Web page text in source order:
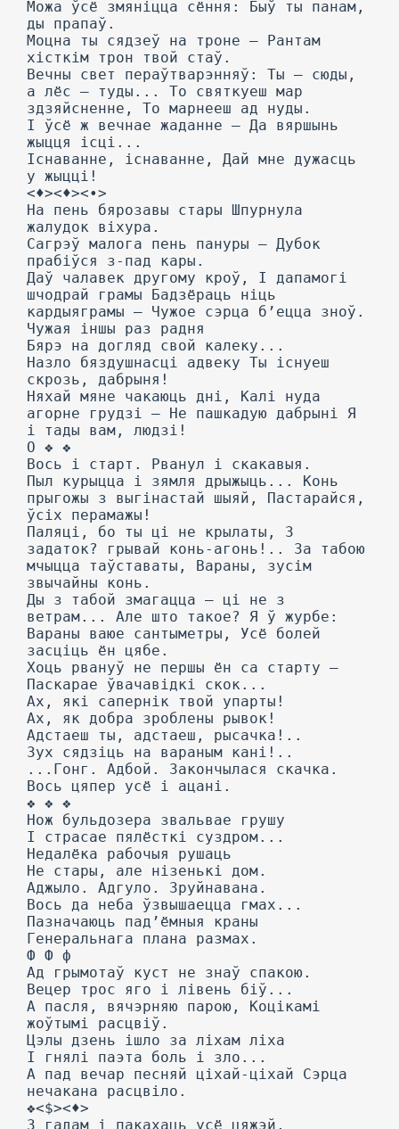
Можа ўсё змяніцца сёння: Быў ты панам,
ды прапаў.
Моцна ты сядзеў на троне — Рантам
хісткім трон твой стаў.
Вечны свет пераўтварэнняў: Ты — сюды,
а лёс — туды... То святкуеш мар
здзяйсненне, То марнееш ад нуды.
I ўсё ж вечнае жаданне — Да вяршынь
жыцця ісці...
Існаванне, існаванне, Дай мне дужасць
у жыцці!
<♦><♦><•>
На пень бярозавы стары Шпурнула
жалудок віхура.
Сагрэў малога пень пануры — Дубок
прабіўся з-пад кары.
Даў чалавек другому кроў, I дапамогі
шчодрай грамы Бадзёраць ніць
кардыяграмы — Чужое сэрца б’ецца зноў.
Чужая іншы раз радня
Бярэ на догляд свой калеку...
Назло бяздушнасці адвеку Ты існуеш
скрозь, дабрыня!
Няхай мяне чакаюць дні, Калі нуда
агорне грудзі — Не пашкадую дабрыні Я
і тады вам, людзі!
О ❖ ❖
Вось і старт. Рванул і скакавыя.
Пыл курыцца і зямля дрыжыць... Конь
прыгожы з выгінастай шыяй, Пастарайся,
ўсіх перамажы!
Паляці, бо ты ці не крылаты, 3
задаток? грывай конь-агонь!.. За табою
мчыцца таўставаты, Вараны, зусім
звычайны конь.
Ды з табой змагацца — ці не з
ветрам... Але што такое? Я ў журбе:
Вараны ваюе сантыметры, Усё болей
засціць ён цябе.
Хоць рвануў не першы ён са старту —
Паскарае ўвачавідкі скок...
Ах, які сапернік твой упарты!
Ах, як добра зроблены рывок!
Адстаеш ты, адстаеш, рысачка!..
Зух сядзіць на вараным кані!..
...Гонг. Адбой. Закончылася скачка.
Вось цяпер усё і ацані.
❖ ❖ ❖
Нож бульдозера звальвае грушу
I страсае пялёсткі суздром...
Недалёка рабочыя рушаць
Не стары, але нізенькі дом.
Аджыло. Адгуло. Зруйнавана.
Вось да неба ўзвышаецца гмах...
Пазначаюць пад’ёмныя краны
Генеральнага плана размах.
Ф Ф ф
Ад грымотаў куст не знаў спакою.
Вецер трос яго і лівень біў...
А пасля, вячэрняю парою, Коцікамі
жоўтымі расцвіў.
Цэлы дзень ішло за ліхам ліха
I гнялі паэта боль і зло...
А пад вечар песняй ціхай-ціхай Сэрца
нечакана расцвіло.
❖<$><♦>
3 гадам і пакахаць усё цяжэй,